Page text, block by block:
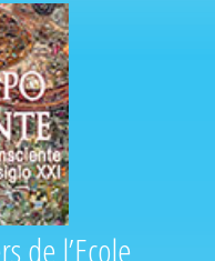
de l’Ecole